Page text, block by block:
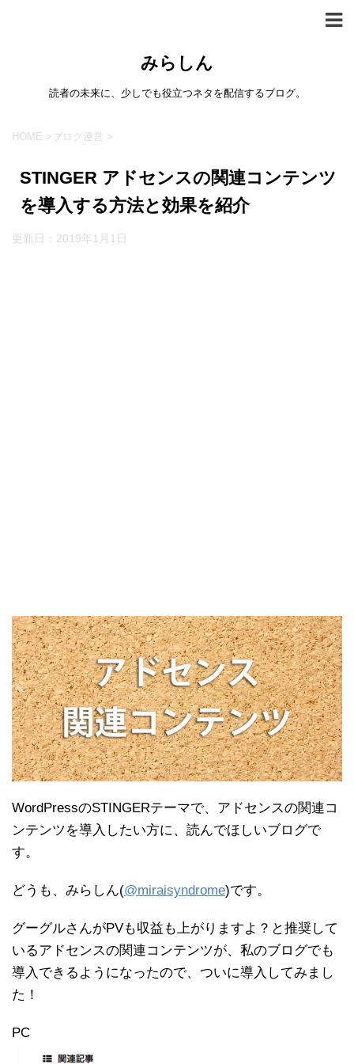
みらしん
読者の未来に、少しでも役立つネタを配信するブログ。
HOME > ブログ運営 >
STINGER アドセンスの関連コンテンツ
を導入する方法と効果を紹介
更新日： 2019年1月1日
WordPressのSTINGERテーマで、アドセンスの関連コ
ンテンツを導入したい方に、読んでほしいブログで
す。
どうも、みらしん(@miraisyndrome)です。
グーグルさんがPVも収益も上がりますよ？と推奨して
いるアドセンスの関連コンテンツが、私のブログでも
導入できるようになったので、ついに導入してみまし
た！
PC